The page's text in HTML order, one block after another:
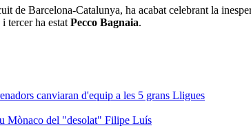
de Barcelona-Catalunya, ha acabat celebrant la
i tercer ha estat Pecco Bagnaia.
canviaran d'equip a les 5 grans Lligues
Mònaco del "desolat" Filipe Luís